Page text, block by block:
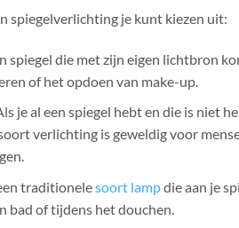
spiegelverlichting je kunt kiezen uit:
spiegel die met zijn eigen lichtbron
of het opdoen van make-up.
je al een spiegel hebt en die is niet
verlichting is geweldig voor
traditionelesoort lampdie aan je
bad of tijdens het douchen.